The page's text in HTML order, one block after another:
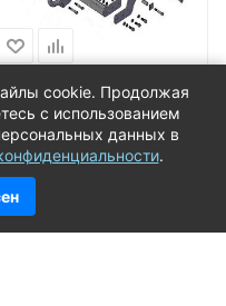
RENAULT
05-14 ТРЕЙЛЕР
50kg/без
Мало
7 640
cookie. Продолжая
с использованием
данных в
.